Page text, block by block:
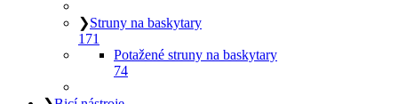
❯Struny na baskytary
171
Potažené struny na baskytary
74